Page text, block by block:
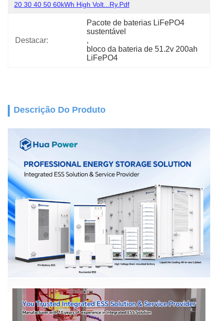
20 30 40 50 60kWh High Volt...ry.pdf
Destacar:
Pacote de baterias LiFePO4
sustentável
,
bloco da bateria de 51.2v 200ah
LiFePO4
Descrição Do Produto